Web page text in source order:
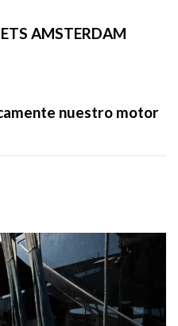
AMSTERDAM
nuestro motor